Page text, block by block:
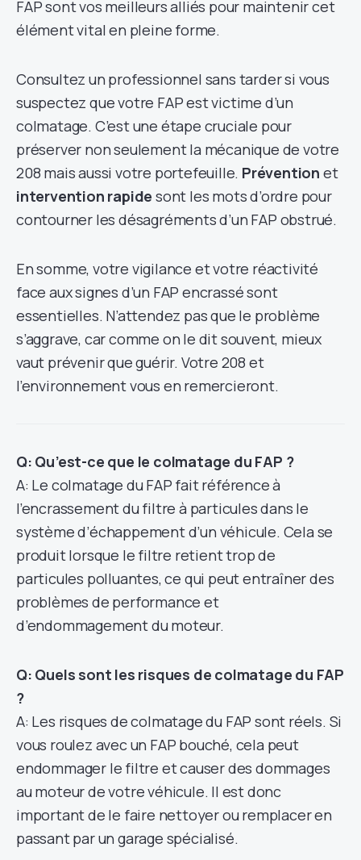
FAP sont vos meilleurs alliés pour maintenir cet
élément vital en pleine forme.
Consultez un professionnel sans tarder si vous
suspectez que votre FAP est victime d’un
colmatage. C’est une étape cruciale pour
préserver non seulement la mécanique de votre
208 mais aussi votre portefeuille. Prévention et
intervention rapide sont les mots d’ordre pour
contourner les désagréments d’un FAP obstrué.
En somme, votre vigilance et votre réactivité
face aux signes d’un FAP encrassé sont
essentielles. N’attendez pas que le problème
s’aggrave, car comme on le dit souvent, mieux
vaut prévenir que guérir. Votre 208 et
l’environnement vous en remercieront.
Q: Qu’est-ce que le colmatage du FAP ?
A: Le colmatage du FAP fait référence à
l’encrassement du filtre à particules dans le
système d’échappement d’un véhicule. Cela se
produit lorsque le filtre retient trop de
particules polluantes, ce qui peut entraîner des
problèmes de performance et
d’endommagement du moteur.
Q: Quels sont les risques de colmatage du FAP
?
A: Les risques de colmatage du FAP sont réels. Si
vous roulez avec un FAP bouché, cela peut
endommager le filtre et causer des dommages
au moteur de votre véhicule. Il est donc
important de le faire nettoyer ou remplacer en
passant par un garage spécialisé.